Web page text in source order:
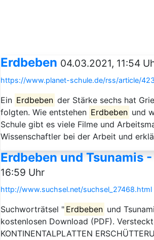
Erdbeben 04.03.2021, 11:54
https://www.planet-schule.de/rss/article/
Ein Erdbeben der Stärke sechs hat
folgten. Wie entstehen Erdbeben und
Schule gibt es viele Filme und
Wissenschaftler bei der Arbeit und
Erdbeben und Tsunamis
16:59 Uhr
http://www.suchsel.net/suchsel_27468.html
Suchworträtsel " Erdbeben und
kostenlosen Download (PDF).
KONTINENTALPLATTEN